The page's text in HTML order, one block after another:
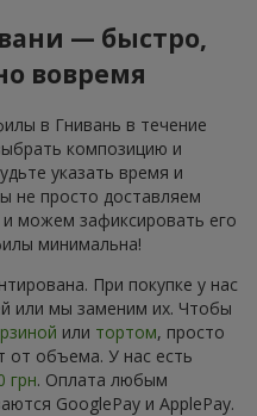
— быстро,
вовремя
в Гнивань в течение
композицию и
указать время и
не просто доставляем
можем зафиксировать его
минимальна!
При покупке у нас
или мы заменим их. Чтобы
или тортом, просто
от объема. У нас есть
грн. Оплата любым
GooglePay и ApplePay.